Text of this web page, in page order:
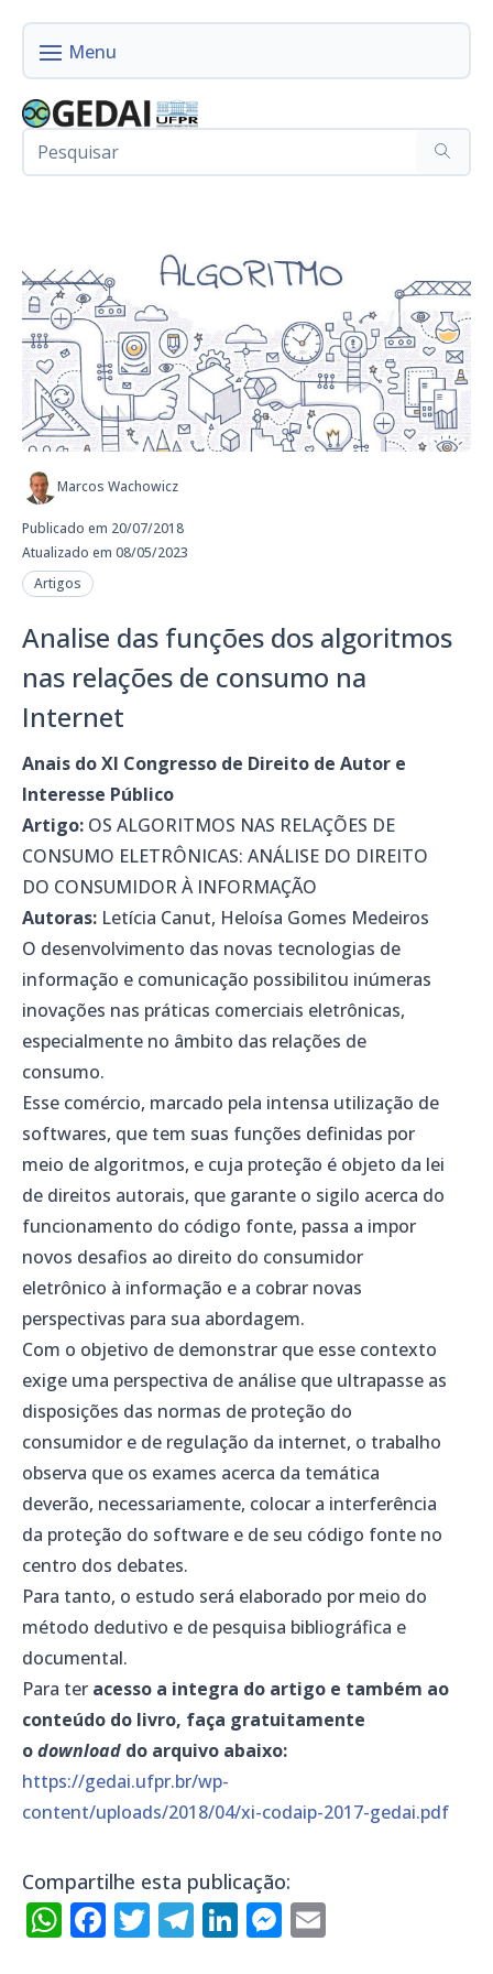
Marcos Wachowicz
Publicado em 20/07/2018
Atualizado em 08/05/2023
Artigos
Analise das funções dos algoritmos
nas relações de consumo na
Internet
Anais do XI Congresso de Direito de Autor e
Interesse Público
Artigo: OS ALGORITMOS NAS RELAÇÕES DE
CONSUMO ELETRÔNICAS: ANÁLISE DO DIREITO
DO CONSUMIDOR À INFORMAÇÃO
Autoras: Letícia Canut, Heloísa Gomes Medeiros
O desenvolvimento das novas tecnologias de
informação e comunicação possibilitou inúmeras
inovações nas práticas comerciais eletrônicas,
especialmente no âmbito das relações de
consumo.
Esse comércio, marcado pela intensa utilização de
softwares, que tem suas funções definidas por
meio de algoritmos, e cuja proteção é objeto da lei
de direitos autorais, que garante o sigilo acerca do
funcionamento do código fonte, passa a impor
novos desafios ao direito do consumidor
eletrônico à informação e a cobrar novas
perspectivas para sua abordagem.
Com o objetivo de demonstrar que esse contexto
exige uma perspectiva de análise que ultrapasse as
disposições das normas de proteção do
consumidor e de regulação da internet, o trabalho
observa que os exames acerca da temática
deverão, necessariamente, colocar a interferência
da proteção do software e de seu código fonte no
centro dos debates.
Para tanto, o estudo será elaborado por meio do
método dedutivo e de pesquisa bibliográfica e
documental.
Para ter acesso a integra do artigo e também ao
conteúdo do livro, faça gratuitamente
odownload do arquivo abaixo:
https://gedai.ufpr.br/wp-
content/uploads/2018/04/xi-codaip-2017-gedai.pdf
Compartilhe esta publicação:
WhatsApp
Facebook
Twitter
Telegram
LinkedIn
Messenger